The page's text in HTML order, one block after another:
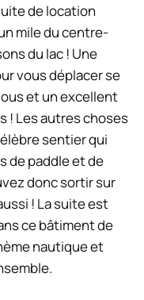
de location
mile du centre-
du lac ! Une
vous déplacer se
et un excellent
! Les autres choses
sentier qui
de paddle et de
donc sortir sur
! La suite est
ce bâtiment de
nautique et